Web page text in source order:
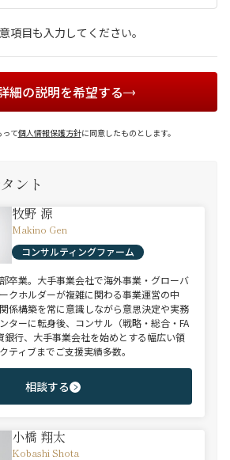
項目も入力してください。
細の説明を希望する
て個人情報保護方針に同意したものとします。
ント
牧野 源
Makino Gen
コンサルティングファーム
卒業。大手事業会社で海外事業・グローバ
クホルダーが複雑に関わる事業運営の中
係構築を常に意識しながら意思決定や実務
ターに転身後、コンサル（戦略・総合・FA
銀行、大手事業会社を始めとする幅広い領
ティブまでご支援実績多数。
相談する
小橋 翔太
Kobashi Shota